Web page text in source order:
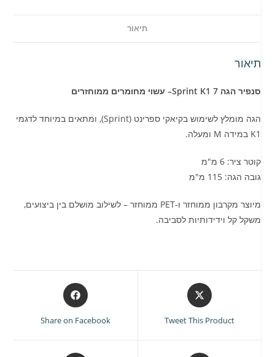
תיאור
תיאור
סנפיר הגה Sprint K1 7– עשוי מחומרים ממוחזרים
הגה מומלץ לשימוש בקיאקי ספרינט (Sprint), ומתאים במיוחד לדגמי
K1 במידה M ומעלה.
קוטר ציר: 6 מ"מ
גובה הגה: 115 מ"מ
מיוצר מקרבון ממוחזר ו-PET ממוחזר – לשילוב מושלם בין ביצועים,
משקל קל וידידותיות לסביבה.
Opens
in
new
Tweet This Product
Opens
in
new
Share on Facebook